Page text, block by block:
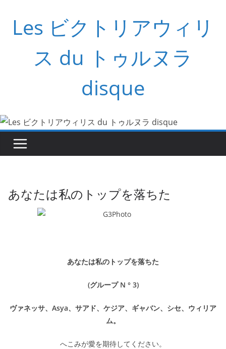
ッ
プ
Les ビクトリアウィリ
ス du トゥルヌラ
disque
あなたは私のトップを落ちた
あなたは私のトップを落ちた
(グループ N ° 3)
ヴァネッサ、Asya、サアド、ケジア、ギャバン、シセ、ウィリア
ム。
へこみが愛を期待してください。